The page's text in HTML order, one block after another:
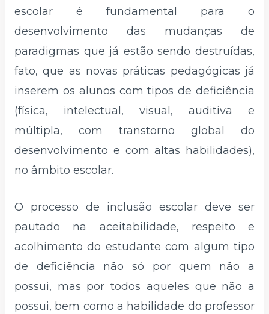
escolar é fundamental para o
desenvolvimento das mudanças de
paradigmas que já estão sendo destruídas,
fato, que as novas práticas pedagógicas já
inserem os alunos com tipos de deficiência
(física, intelectual, visual, auditiva e
múltipla, com transtorno global do
desenvolvimento e com altas habilidades),
no âmbito escolar.
O processo de inclusão escolar deve ser
pautado na aceitabilidade, respeito e
acolhimento do estudante com algum tipo
de deficiência não só por quem não a
possui, mas por todos aqueles que não a
possui, bem como a habilidade do professor